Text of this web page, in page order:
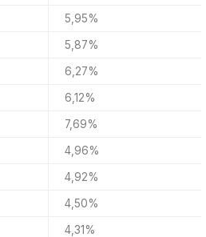
5,95%
5,87%
6,27%
6,12%
7,69%
4,96%
4,92%
4,50%
4,31%